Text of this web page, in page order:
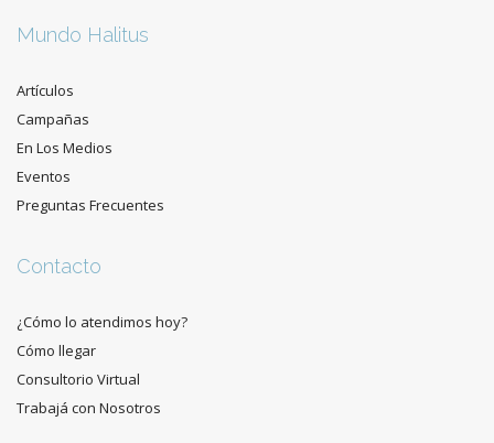
Mundo Halitus
Artículos
Campañas
En Los Medios
Eventos
Preguntas Frecuentes
Contacto
¿Cómo lo atendimos hoy?
Cómo llegar
Consultorio Virtual
Trabajá con Nosotros